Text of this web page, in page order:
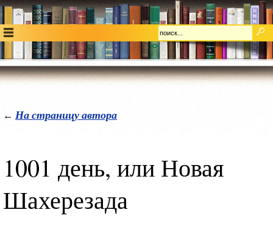
← На страницу автора
1001 день, или Новая
Шахерезада